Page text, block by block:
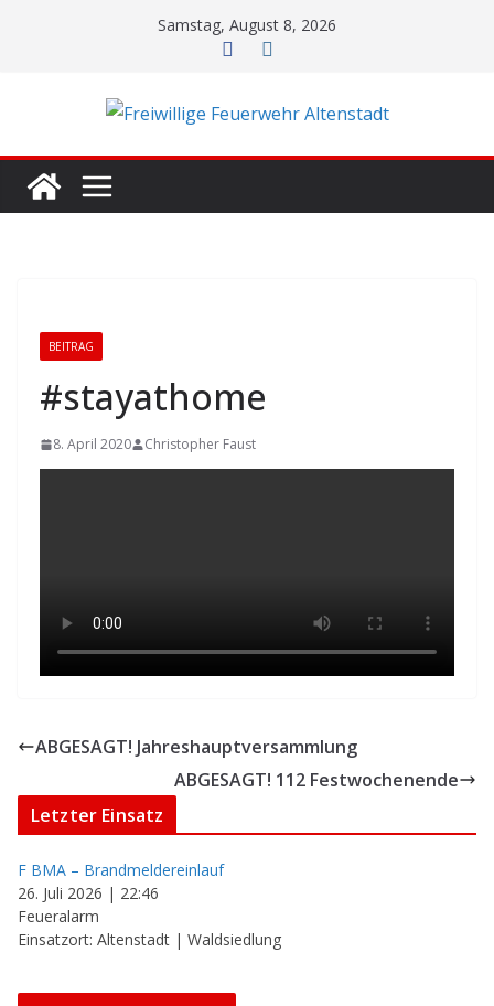
Samstag, August 8, 2026
BEITRAG
#stayathome
8. April 2020 Christopher Faust
ABGESAGT! Jahreshauptversammlung
ABGESAGT! 112 Festwochenende
Letzter Einsatz
F BMA – Brandmeldereinlauf
26. Juli 2026 | 22:46
Feueralarm
Einsatzort: Altenstadt | Waldsiedlung